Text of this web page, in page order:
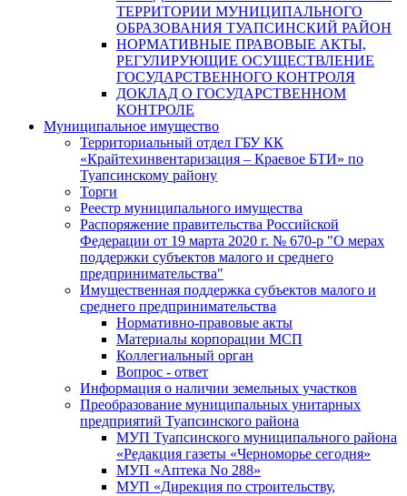
ТЕРРИТОРИИ МУНИЦИПАЛЬНОГО
ОБРАЗОВАНИЯ ТУАПСИНСКИЙ РАЙОН
НОРМАТИВНЫЕ ПРАВОВЫЕ АКТЫ,
РЕГУЛИРУЮЩИЕ ОСУЩЕСТВЛЕНИЕ
ГОСУДАРСТВЕННОГО КОНТРОЛЯ
ДОКЛАД О ГОСУДАРСТВЕННОМ
КОНТРОЛЕ
Муниципальное имущество
Территориальный отдел ГБУ КК
«Крайтехинвентаризация – Краевое БТИ» по
Туапсинскому району
Торги
Реестр муниципального имущества
Распоряжение правительства Российской
Федерации от 19 марта 2020 г. № 670-р "О мерах
поддержки субъектов малого и среднего
предпринимательства"
Имущественная поддержка субъектов малого и
среднего предпринимательства
Нормативно-правовые акты
Материалы корпорации МСП
Коллегиальный орган
Вопрос - ответ
Информация о наличии земельных участков
Преобразование муниципальных унитарных
предприятий Туапсинского района
МУП Туапсинского муниципального района
«Редакция газеты «Черноморье сегодня»
МУП «Аптека No 288»
МУП «Дирекция по строительству,